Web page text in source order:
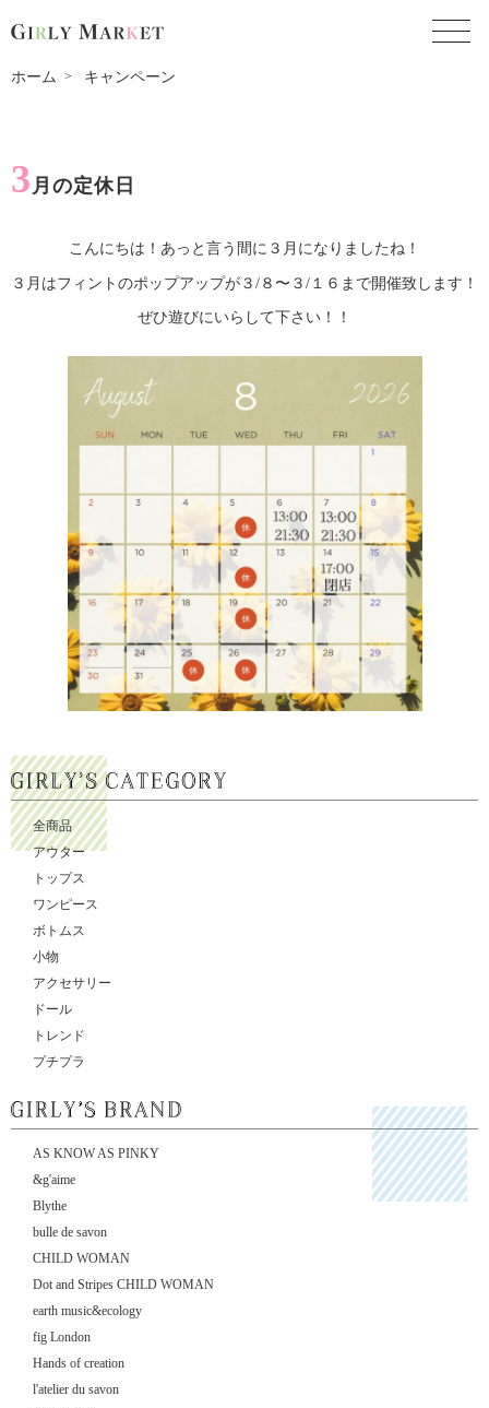
ホーム キャンペーン
3 月の定休日
こんにちは！あっと言う間に３月になりましたね！
３月はフィントのポップアップが３/８〜３/１６まで開催致します！
ぜひ遊びにいらして下さい！！
全商品
アウター
トップス
ワンピース
ボトムス
小物
アクセサリー
ドール
トレンド
プチプラ
AS KNOW AS PINKY
&g'aime
Blythe
bulle de savon
CHILD WOMAN
Dot and Stripes CHILD WOMAN
earth music&ecology
fig London
Hands of creation
l'atelier du savon